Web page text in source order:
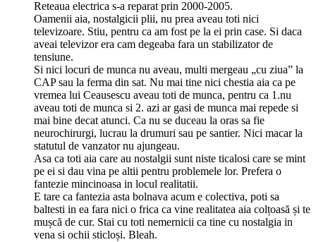
Reteaua electrica s-a reparat prin 2000-2005.
Oamenii aia, nostalgicii plii, nu prea aveau toti nici
televizoare. Stiu, pentru ca am fost pe la ei prin case. Si daca
aveai televizor era cam degeaba fara un stabilizator de
tensiune.
Si nici locuri de munca nu aveau, multi mergeau „cu ziua” la
CAP sau la ferma din sat. Nu mai tine nici chestia aia ca pe
vremea lui Ceausescu aveau toti de munca, pentru ca 1.nu
aveau toti de munca si 2. azi ar gasi de munca mai repede si
mai bine decat atunci. Ca nu se duceau la oras sa fie
neurochirurgi, lucrau la drumuri sau pe santier. Nici macar la
statutul de vanzator nu ajungeau.
Asa ca toti aia care au nostalgii sunt niste ticalosi care se mint
pe ei si dau vina pe altii pentru problemele lor. Prefera o
fantezie mincinoasa in locul realitatii.
E tare ca fantezia asta bolnava acum e colectiva, poti sa
baltesti in ea fara nici o frica ca vine realitatea aia colțoasă și te
mușcă de cur. Stai cu toti nemernicii ca tine cu nostalgia in
vena si ochii sticloși. Bleah.